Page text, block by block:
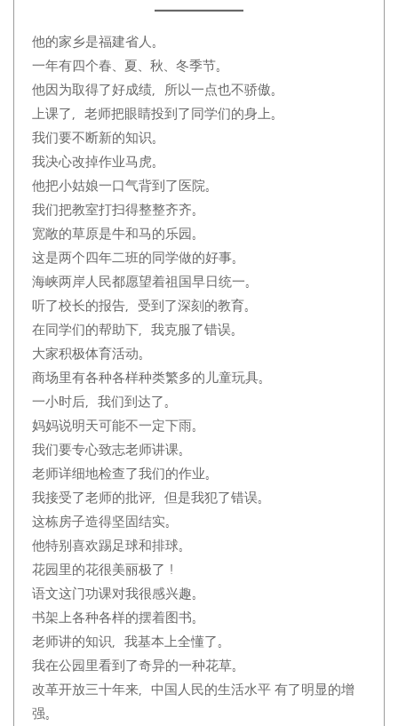
他的家乡是福建省人。
一年有四个春、夏、秋、冬季节。
他因为取得了好成绩，所以一点也不骄傲。
上课了，老师把眼睛投到了同学们的身上。
我们要不断新的知识。
我决心改掉作业马虎。
他把小姑娘一口气背到了医院。
我们把教室打扫得整整齐齐。
宽敞的草原是牛和马的乐园。
这是两个四年二班的同学做的好事。
海峡两岸人民都愿望着祖国早日统一。
听了校长的报告，受到了深刻的教育。
在同学们的帮助下，我克服了错误。
大家积极体育活动。
商场里有各种各样种类繁多的儿童玩具。
一小时后，我们到达了。
妈妈说明天可能不一定下雨。
我们要专心致志老师讲课。
老师详细地检查了我们的作业。
我接受了老师的批评，但是我犯了错误。
这栋房子造得坚固结实。
他特别喜欢踢足球和排球。
花园里的花很美丽极了！
语文这门功课对我很感兴趣。
书架上各种各样的摆着图书。
老师讲的知识，我基本上全懂了。
我在公园里看到了奇异的一种花草。
改革开放三十年来，中国人民的生活水平 有了明显的增
强。